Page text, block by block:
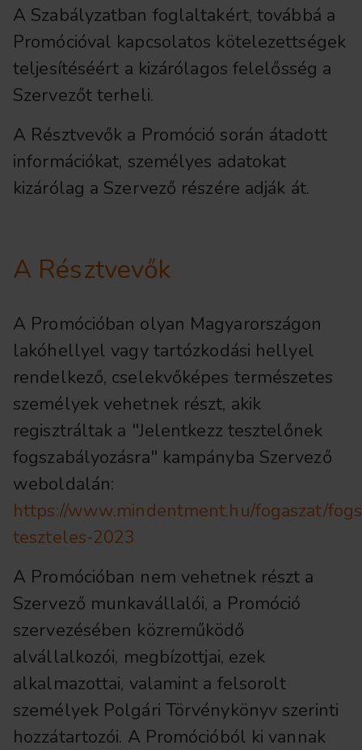
A Szabályzatban foglaltakért, továbbá a
Promócióval kapcsolatos kötelezettségek
teljesítéséért a kizárólagos felelősség a
Szervezőt terheli.
A Résztvevők a Promóció során átadott
információkat, személyes adatokat
kizárólag a Szervező részére adják át.
A Résztvevők
A Promócióban olyan Magyarországon
lakóhellyel vagy tartózkodási hellyel
rendelkező, cselekvőképes természetes
személyek vehetnek részt, akik
regisztráltak a "Jelentkezz tesztelőnek
fogszabályozásra" kampányba Szervező
weboldalán:
https://www.mindentment.hu/fogaszat/
teszteles-2023
A Promócióban nem vehetnek részt a
Szervező munkavállalói, a Promóció
szervezésében közreműködő
alvállalkozói, megbízottjai, ezek
alkalmazottai, valamint a felsorolt
személyek Polgári Törvénykönyv szerinti
hozzátartozói. A Promócióból ki vannak